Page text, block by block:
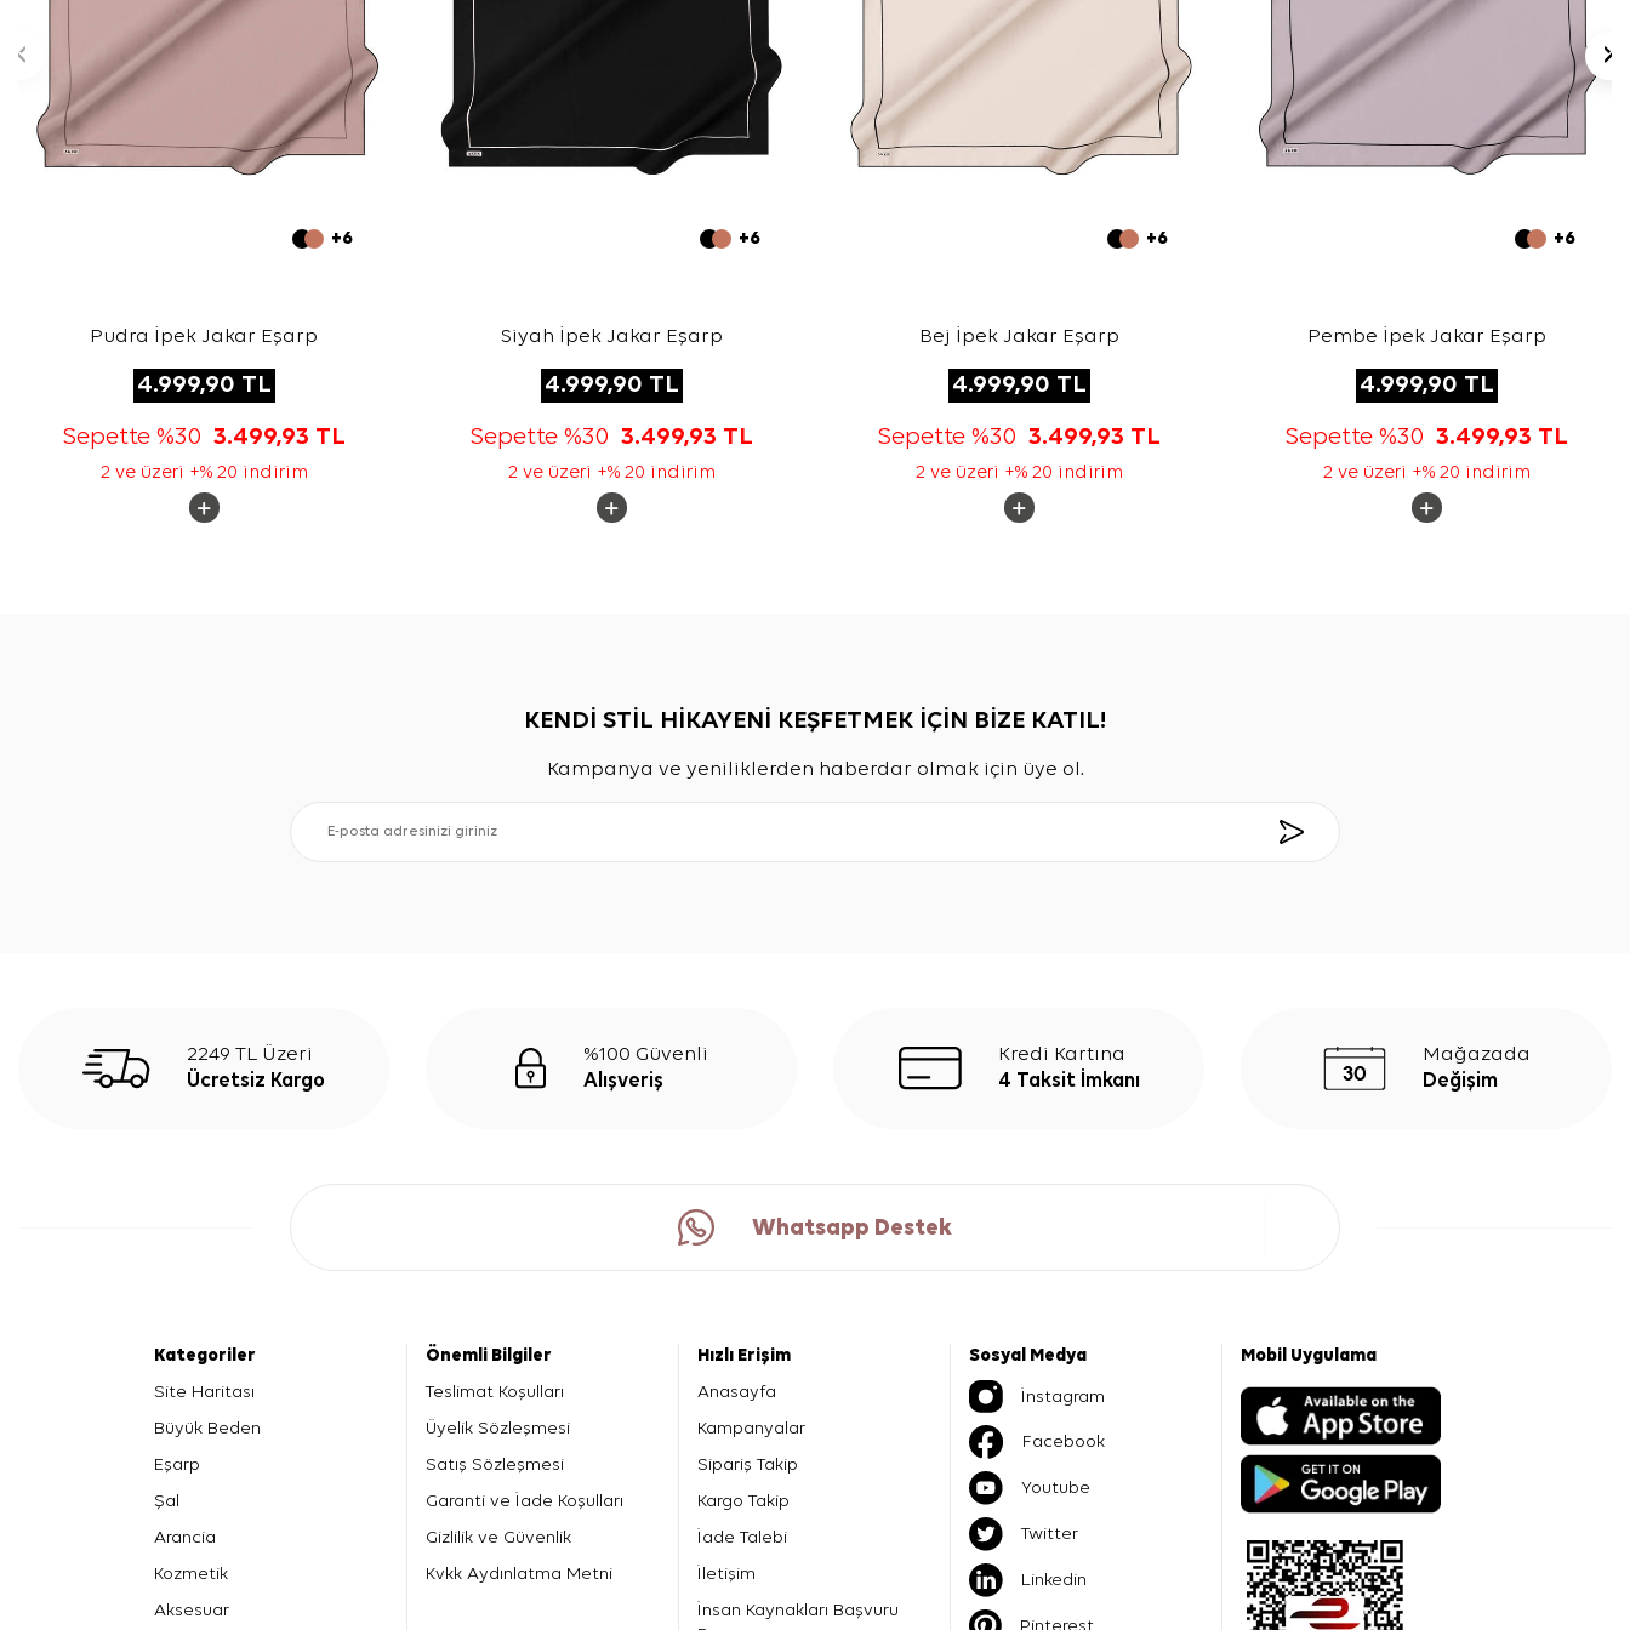
+6
Pudra İpek Jakar Eşarp
4.999,90 TL
Sepette %30 3.499,93 TL
2 ve üzeri +% 20 indirim
+6
Siyah İpek Jakar Eşarp
4.999,90 TL
Sepette %30 3.499,93 TL
2 ve üzeri +% 20 indirim
+6
Bej İpek Jakar Eşarp
4.999,90 TL
Sepette %30 3.499,93 TL
2 ve üzeri +% 20 indirim
+6
Pembe İpek Jakar Eşarp
4.999,90 TL
Sepette %30 3.499,93 TL
2 ve üzeri +% 20 indirim
KENDİ STİL HİKAYENİ KEŞFETMEK İÇİN BİZE KATIL!
Kampanya ve yeniliklerden haberdar olmak için üye ol.
2249 TL Üzeri
Ücretsiz Kargo
%100 Güvenli
Alışveriş
Kredi Kartına
4 Taksit İmkanı
Mağazada
Değişim
Whatsapp Destek
Kategoriler
Site Haritası
Büyük Beden
Eşarp
Şal
Arancia
Kozmetik
Aksesuar
Önemli Bilgiler
Teslimat Koşulları
Üyelik Sözleşmesi
Satış Sözleşmesi
Garanti ve İade Koşulları
Gizlilik ve Güvenlik
Kvkk Aydınlatma Metni
Hızlı Erişim
Anasayfa
Kampanyalar
Sipariş Takip
Kargo Takip
İade Talebi
İletişim
İnsan Kaynakları Başvuru
Sosyal Medya
İnstagram
Facebook
Youtube
Twitter
Linkedin
Pinterest
Mobil Uygulama